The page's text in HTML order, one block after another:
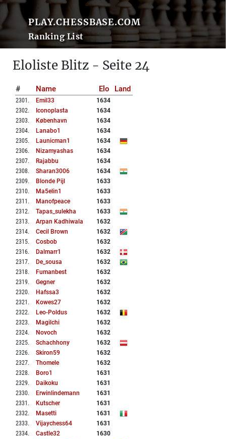
PLAY.CHESSBASE.COM
Ranking List
Eloliste Blitz - Seite 24
# Name Elo Land
2301 . Emil33
1634
2302. Iconoplasta
1634
2303. København
1634
2304. Lanabo1
1634
2305. Launicman1
1634
2306. Nizamyashas
1634
2307. Rajabbu
1634
2308. Sharan3006
1634
2309. Blonde Pijl
1633
2310. Ma5elin1
1633
2311 . Manofpeace
1633
2312. Tapas_sulekha
1633
2313. Arpan Kadhiwala
1632
2314. Cecil Brown
1632
2315. Cosbob
1632
2316. Dalmarr1
1632
2317. De_sousa
1632
2318. Fumanbest
1632
2319. Gegner
1632
2320. Hafssa3
1632
2321 . Kowes27
1632
2322. Leo-Poldus
1632
2323. Magilchi
1632
2324. Novoch
1632
2325. Schachhony
1632
2326. Skiron59
1632
2327. Thomele
1632
2328. Boro1
1631
2329. Daikoku
1631
2330. Erwinlindemann
1631
2331 . Kutscher
1631
2332. Masetti
1631
2333. Vijaychess64
1631
2334. Castle32
1630